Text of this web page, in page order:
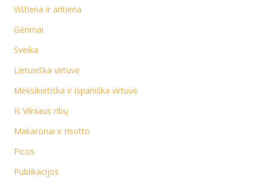
Vištiena ir antiena
Gėrimai
Sveika
Lietuviška virtuvė
Meksikietiška ir ispaniška virtuvė
Iš Vilniaus ribų
Makaronai ir risotto
Picos
Publikacijos